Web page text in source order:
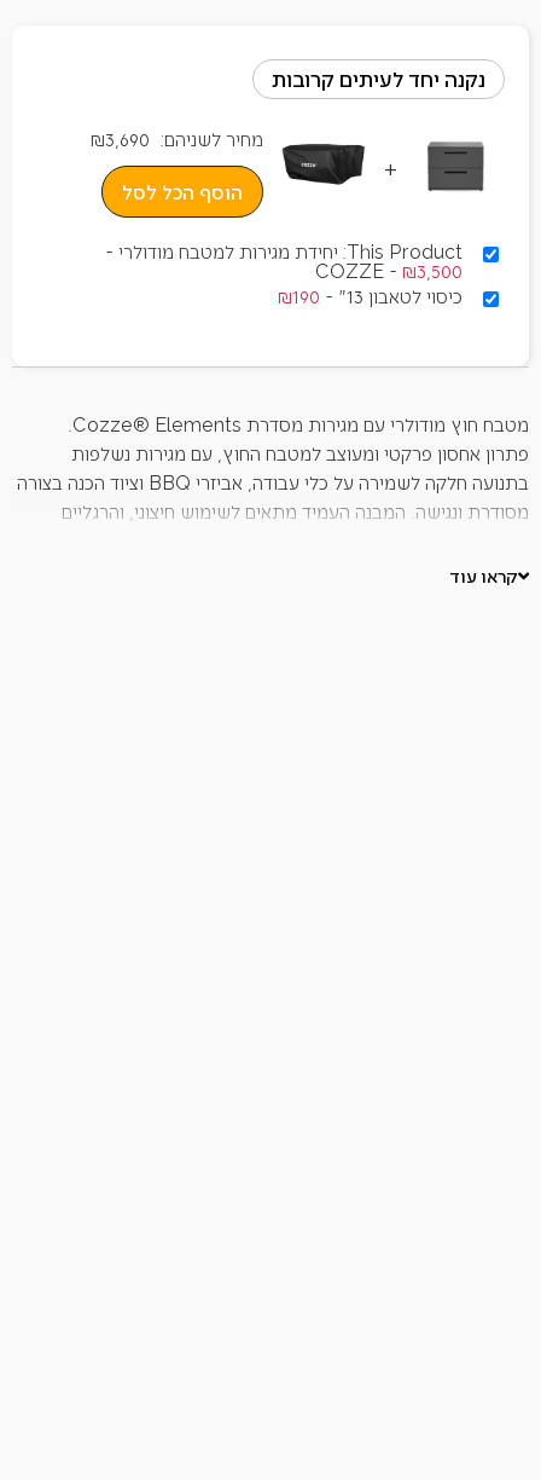
נקנה יחד לעיתים קרובות
+
מחיר לשניהם: ₪3,690
הוסף הכל לסל
This Product: יחידת מגירות למטבח מודולרי -
COZZE - ₪3,500
כיסוי לטאבון 13"
-
₪190
מטבח חוץ מודולרי עם מגירות מסדרת Cozze® Elements.
פתרון אחסון פרקטי ומעוצב למטבח החוץ, עם מגירות נשלפות
בתנועה חלקה לשמירה על כלי עבודה, אביזרי BBQ וציוד הכנה בצורה
מסודרת ונגישה. המבנה העמיד מתאים לשימוש חיצוני, והרגליים
מאפיינים עיקריים:
קראו עוד